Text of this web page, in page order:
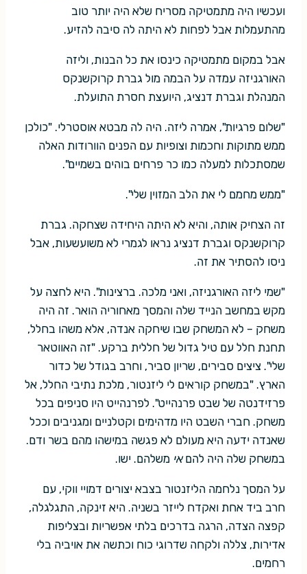
ועכשיו היה מתמטיקה מסריח שלא היה יותר טוב
מהתעמלות אבל לפחות לא היתה לה סיבה להזיע.
אבל במקום מתמטיקה כינסו את כל הבנות, וליזה
האורגניזה עמדה על הבמה מול גברת קרוקשנקס
המנהלת וגברת דנציג, היועצת חסרת התועלת.
"שלום פרגיות", אמרה ליזה. היה לה מבטא אוסטרלי. "כולכן
ממש מתוקות וחכמות וצופיות עם הפנים הוורודות האלה
שמסתכלות למעלה כמו כר פרחים בוהים בשמיים".
"ממש מחמם לי את הלב המזוין שלי".
זה הצחיק אותה, והיא לא היתה היחידה שצחקה. גברת
קרוקשנקס וגברת דנציג נראו לגמרי לא משועשעות, אבל
ניסו להסתיר את זה.
"שמי ליזה האורגניזה, ואני מלכה. ברצינות". היא לחצה על
מקש במחשב הנייד שלה והמסך מאחוריה הואר. זה היה
משחק – לא המשחק שבו שיחקה אנדה, אלא משהו בחלל,
תחנת חלל עם טיל גדול של חללית ברקע. "זה האווטאר
שלי". ציצים סבירים, שריון סביר, וחרב בגודל של כדור
הארץ. "במשחק קוראים לי ליזנטור, מלכת נתיבי החלל, אל
פרזידנטה של שבט פרנהייט". לפרנהייט היו סניפים בכל
משחק. חברי השבט היו מדהימים וקטלניים ומגניבים וככל
שאנדה ידעה היא מעולם לא פגשה במישהו מהם בשר ודם.
במשחק שלה היה להםאי משלהם. ישו.
על המסך נלחמה הליזנטור בצבא יצורים דמויי ווקי, עם
חרב ביד אחת ואקדח לייזר בשניה. היא זינקה, התגלגלה,
קפצה הצדה, הרגה בדרכים בלתי אפשריות ובצליפות
אדירות, צללה ולקחה שדרוגי כוח וכתשה את אויביה בלי
רחמים.